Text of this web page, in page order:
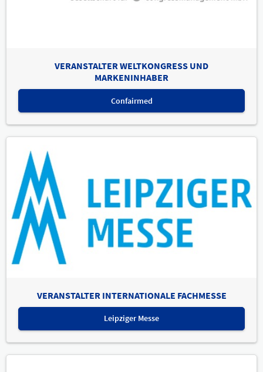
VERANSTALTER WELTKONGRESS UND
MARKENINHABER
Confairmed
VERANSTALTER INTERNATIONALE FACHMESSE
Leipziger Messe